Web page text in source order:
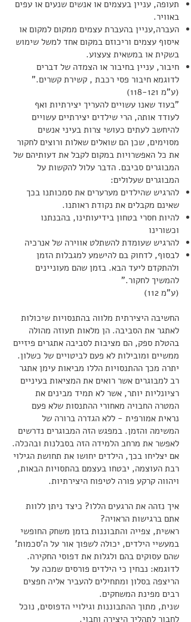
תעופה, עניין בעצמים או אנשים שנעים או עפים
באוויר.
העברה,עניין בהעברת עצמים ממקום למקום או
איסוף עצמים וריכוזם במקום אחד למשל שימוש
בשקית או במשאית צעצוע.
חיבור, עניין בחיבור או הצמדה של דברים
לדוגמא חיבור פסי רכבת , קשירת קשרים."
(ע"מ 118-121)
"בעוד שאנו עשויים להעריך יצירתיות ואף
לעודד אותה, הרי שילדים יצירתיים עשויים
להיחשב לעתים כעושי צרות בעיני אנשים
מסוימים, שכן הם שואלים שאלות ורוצים לחקור
את כל האפשרויות במקום לקבל את דעותיהם של
המבוגרים סביבם. הדבר עלול להקשות על
המבוגרים שעלולים:
להרגיש שהילדים מערערים את סמכותנו בכך
שאינם מקבלים את נקודת ראותנו.
להיות חסרי בטחון בידיעותינו, בהבנתנו
וכשורינו
להרגיש שעומדת להשתלט אווירה של אנרכיה
לבסוף, לדחוק בם להישמע למגבלות הזמן
ולהתקדם ליעד הבא. בזמן שהם מעוניינים
להמשיך לחקור."
(ע"מ 112)
החשיבה היצירתית מלווה בהתנסויות שיכולות
לאתגר את הסביבה. הן מלאות תעוזה מהולה
בהטלת ספק, הם מציבות לסביבה אתגרים פיזיים
ממשיים ומובילות לא פעם לביטויים של כשלון.
יתרה מכך ההתנסויות הללו מביאות עימן אתגר
רב למבוגרים אשר רואים את המציאות בעיניים
רציונליות יותר, אשר לא תמיד מבינים את
המטרה החבויה מאחורי ההתנסות שלא פעם
נראית אמורפית - ללא הגדרה ברורה של
המשימה והזמן. במפגש הזה המבוגרים נדרשים
לאפשר את מרחב הלמידה הזה בסבלנות ובהכלה.
אם יצליחו בכך, הילדים יחושו את תחושת הגילוי
רבת העוצמה, יבטחו בעצמם בהתסויות הבאות,
ויהווה קרקע פורה לטיפוח היצירתיות.
איך נזהה את הרגעים הללו? כיצד ניתן ללוות
אתם ברגישות הראויה?
ראשית, צפייה והתבוננות בזמן משחק החופשי
במעשיי הילדים, יכולה לשפוך אור על ה'סכמות'
שהם עסוקים בהם ולגלות את דפוסי החקירה.
לדוגמא: נבחין כי הילדים פורסים שמכה על
הריצפה בסלון ומתחילים להעביר אליה חפצים
רבים מפינת המשחקים.
שנית, מתוך ההתבוננות וגילויי הדפוסים, נוכל
לחבור לתהליך היצירה וחבוי.